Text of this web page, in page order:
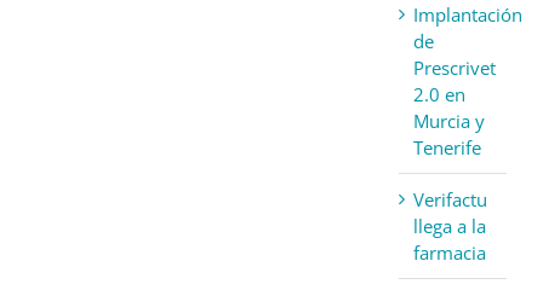
Implantación
de
Prescrivet
2.0 en
Murcia y
Tenerife
Verifactu
llega a la
farmacia